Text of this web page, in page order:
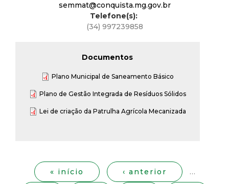
semmat@conquista.mg.gov.br
Telefone(s):
(34) 997239858
Documentos
Plano Municipal de Saneamento Básico
Plano de Gestão Integrada de Resíduos Sólidos
Lei de criação da Patrulha Agrícola Mecanizada
« início ‹ anterior …